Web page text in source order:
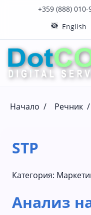
+359 (888) 010-
Нашия
Нашия имейл
English
Начало / Речник /
STP
Категория:
Анализ